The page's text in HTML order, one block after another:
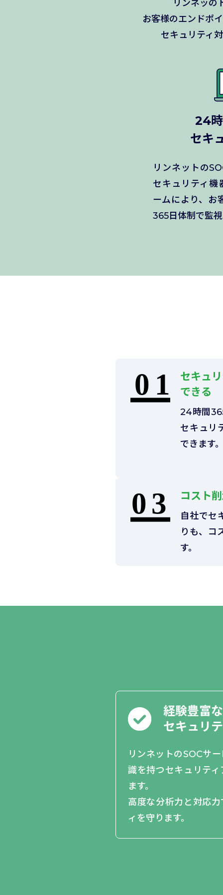
リンネッの
お客様のエンドポ
セキュリティ
24
セキ
リンネットの
セキュリティ機
ームにより、お
365日体制で監
セキュ
できる
24時間
セキュリ
できます
コスト
自社でセ
りも、コ
す。
経験豊富な
セキュリ
リンネットのSOCサ
識を持つセキュリテ
ます。
高度な分析力と対応
ィを守ります。